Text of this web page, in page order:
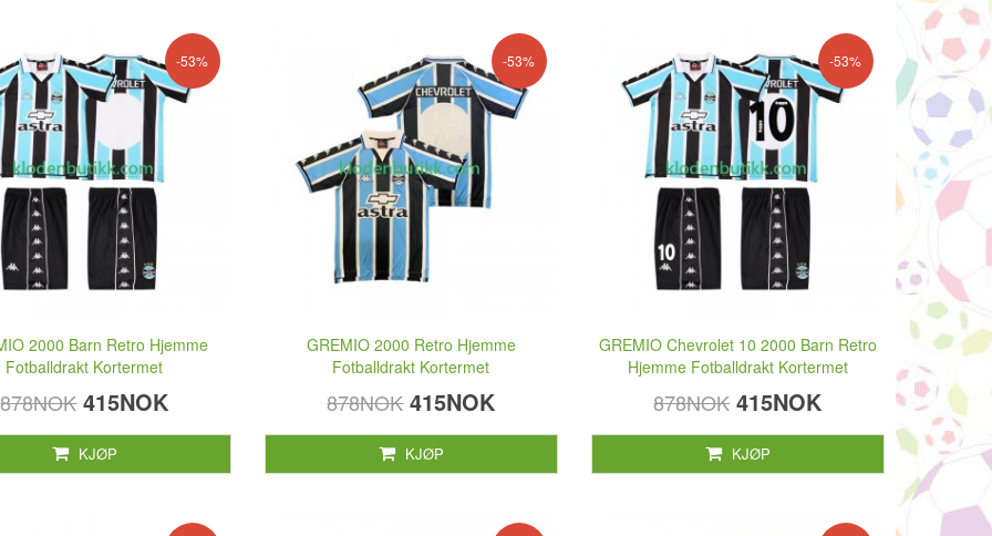
-53%
2000 Barn Retro Hjemme
Fotballdrakt Kortermet
878NOK 415NOK
KJØP
-53%
GREMIO 2000 Retro Hjemme
Fotballdrakt Kortermet
878NOK 415NOK
KJØP
-53%
GREMIO Chevrolet 10 2000 Barn Retro
Hjemme Fotballdrakt Kortermet
878NOK 415NOK
KJØP